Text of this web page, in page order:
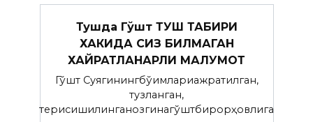
Тушда Гўшт ТУШ ТАБИРИ
ХАКИДА СИЗ БИЛМАГАН
ХАЙРАТЛАНАРЛИ МАЛУМОТ
Гўшт Суягинингбўғимлариажратилган,
тузланган,
терисишилинганозгинагўштбирорҳовлига